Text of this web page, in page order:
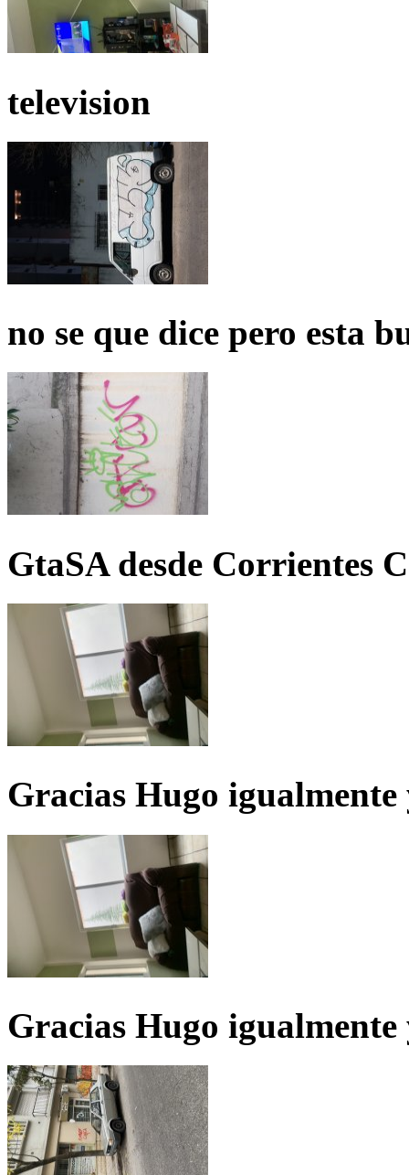
television
no se que dice pero esta
GtaSA desde Corrientes
Gracias Hugo igualmente
Gracias Hugo igualmente